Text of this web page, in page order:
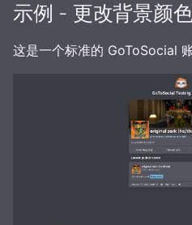
贴文
TLS
OpenID Connect (OIDC)
配置 SQLite 副本
爬虫防护
适用进阶场景的构建
媒体缓存
骚扰信息过滤
示例 - 更改背景颜
这是一个标准的 GoToSocial